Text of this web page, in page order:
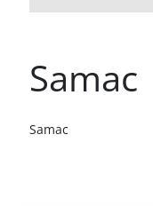
Samac
Samac